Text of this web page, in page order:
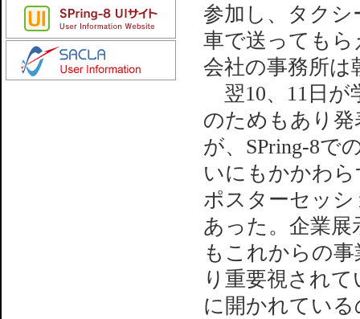
参加し、タク
車で送っても
会社の事務所は
翌10、11日が
のためもあり
が、SPring-8で
いにもかかわ
ポスターセッ
あった。企業
もこれからの
り重要視され
に開かれてい